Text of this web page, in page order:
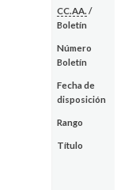
CC.AA. /
Boletín
Número
Boletín
Fecha de
disposición
Rango
Título